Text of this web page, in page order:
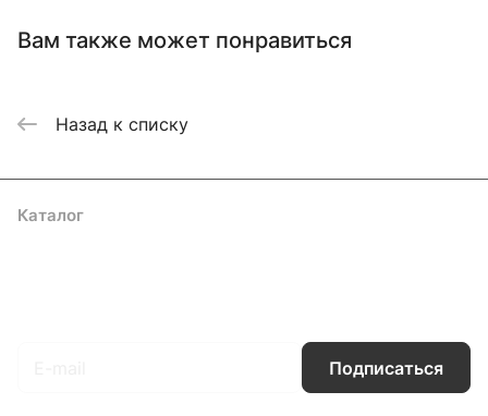
Вам также может понравиться
Назад к списку
Каталог
Подписаться